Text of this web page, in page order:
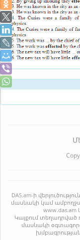
DAS.am-ի
մասնակի կամ
Կայքում տեղադրված
մասնակի